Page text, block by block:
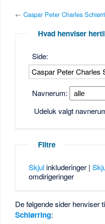
←Caspar Peter Charles
Hvad henviser
Side:
Navnerum:
Udeluk valgt
Filtre
Skjulinkluderinger |
omdirigeringer
De følgende sider henviser
Schiørring: